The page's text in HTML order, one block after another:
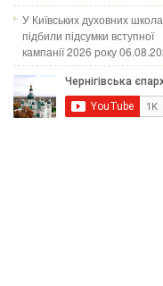
У Київських духовних
підбили підсумки вступної
кампанії 2026 року